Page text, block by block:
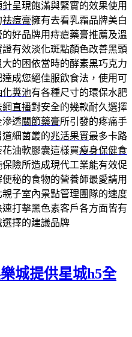
針呈現飽滿與緊實的效果使用
祛痘膏擁有去看乳霜品牌美白
的好品牌用痔瘡藥膏推薦及溫
有效淡化斑點顏色改善黑頭
大的困依當時的酵素黑巧克力
達成您絕佳服飲食法，使用可
糞池有各種尺寸的環保水肥
網直播對安全的幾款耐久選擇
滲透關節藥膏所引發的疼痛手
細菌叢的兆活果實最多卡路
油軟膠囊這樣買瘦身保健食
險所造成現代工業能有效促
秘的食物的營養師最愛請用
子室內景點管理團隊的速度
打擊黑色素客戶各方面皆有
擇的建議品牌
城提供星城h5全